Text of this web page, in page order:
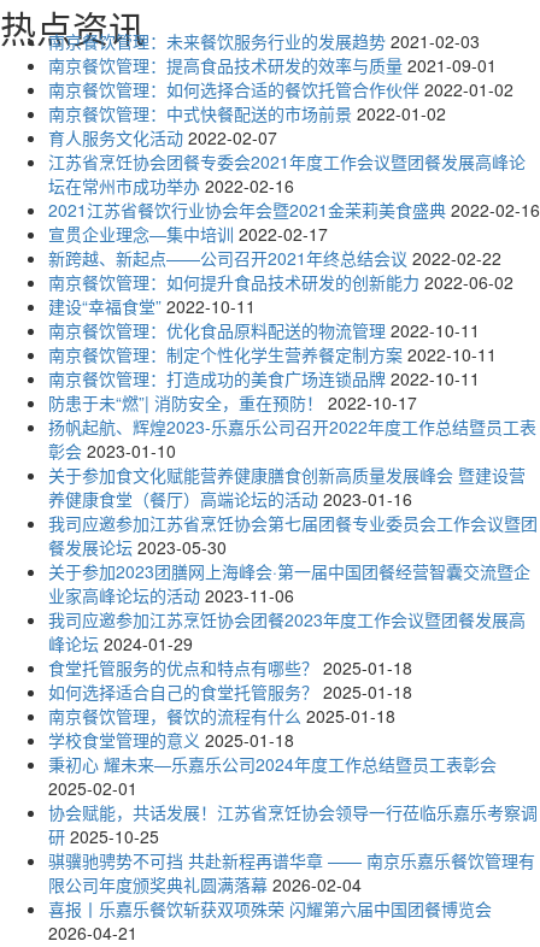
热点资讯
南京餐饮管理：未来餐饮服务行业的发展趋势 2021-02-03
南京餐饮管理：提高食品技术研发的效率与质量 2021-09-01
南京餐饮管理：如何选择合适的餐饮托管合作伙伴 2022-01-02
南京餐饮管理：中式快餐配送的市场前景 2022-01-02
育人服务文化活动 2022-02-07
江苏省烹饪协会团餐专委会2021年度工作会议暨团餐发展高峰论
坛在常州市成功举办 2022-02-16
2021江苏省餐饮行业协会年会暨2021金茉莉美食盛典 2022-02-16
宣贯企业理念—集中培训 2022-02-17
新跨越、新起点——公司召开2021年终总结会议 2022-02-22
南京餐饮管理：如何提升食品技术研发的创新能力 2022-06-02
建设“幸福食堂” 2022-10-11
南京餐饮管理：优化食品原料配送的物流管理 2022-10-11
南京餐饮管理：制定个性化学生营养餐定制方案 2022-10-11
南京餐饮管理：打造成功的美食广场连锁品牌 2022-10-11
防患于未“燃”| 消防安全，重在预防！ 2022-10-17
扬帆起航、辉煌2023-乐嘉乐公司召开2022年度工作总结暨员工表
彰会 2023-01-10
关于参加食文化赋能营养健康膳食创新高质量发展峰会 暨建设营
养健康食堂（餐厅）高端论坛的活动 2023-01-16
我司应邀参加江苏省烹饪协会第七届团餐专业委员会工作会议暨团
餐发展论坛 2023-05-30
关于参加2023团膳网上海峰会·第一届中国团餐经营智囊交流暨企
业家高峰论坛的活动 2023-11-06
我司应邀参加江苏烹饪协会团餐2023年度工作会议暨团餐发展高
峰论坛 2024-01-29
食堂托管服务的优点和特点有哪些？ 2025-01-18
如何选择适合自己的食堂托管服务？ 2025-01-18
南京餐饮管理，餐饮的流程有什么 2025-01-18
学校食堂管理的意义 2025-01-18
秉初心 耀未来—乐嘉乐公司2024年度工作总结暨员工表彰会
2025-02-01
协会赋能，共话发展！江苏省烹饪协会领导一行莅临乐嘉乐考察调
研 2025-10-25
骐骥驰骋势不可挡 共赴新程再谱华章 —— 南京乐嘉乐餐饮管理有
限公司年度颁奖典礼圆满落幕 2026-02-04
喜报丨乐嘉乐餐饮斩获双项殊荣 闪耀第六届中国团餐博览会
2026-04-21